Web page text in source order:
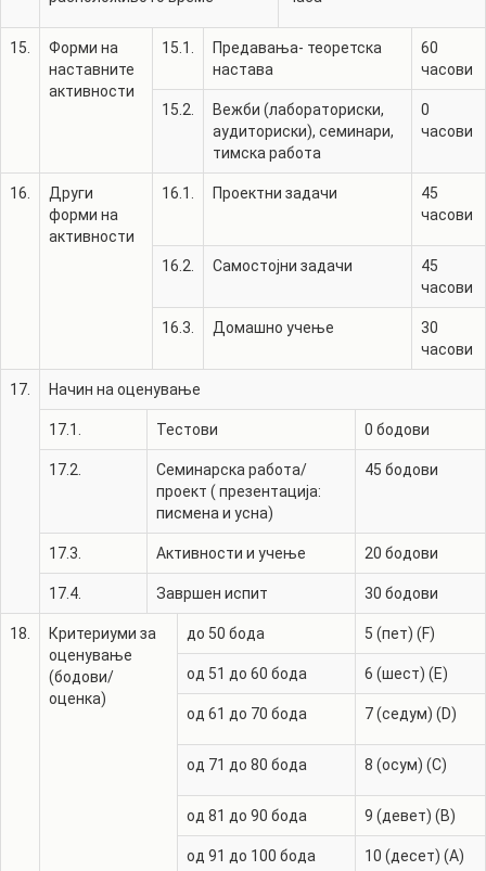
15.
Форми на
наставните
активности
15.1.
Предавања- теоретска
настава
60
часови
15.2.
Вежби (лабораториски,
аудиториски), семинари,
тимска работа
0
часови
16.
Други
форми на
активности
16.1. Проектни задачи
45
часови
16.2. Самостојни задачи
45
часови
16.3. Домашно учење
30
часови
17. Начин на оценување
17.1. Тестови 0 бодови
17.2.
Семинарска работа/
проект ( презентација:
писмена и усна)
45 бодови
17.3. Активности и учење 20 бодови
17.4. Завршен испит 30 бодови
18.
Критериуми за
оценување
(бодови/
оценка)
до 50 бода 5 (пет) (F)
од 51 до 60 бода 6 (шест) (E)
од 61 до 70 бода 7 (седум) (D)
од 71 до 80 бода 8 (осум) (C)
од 81 до 90 бода 9 (девет) (B)
од 91 до 100 бода 10 (десет) (A)